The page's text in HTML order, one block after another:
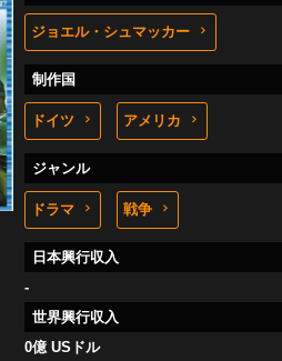
ジョエル・シュマッカー
制作国
ドイツ アメリカ
ジャンル
ドラマ 戦争
日本興行収入
-
世界興行収入
0億 USドル